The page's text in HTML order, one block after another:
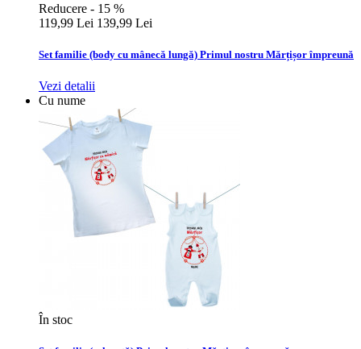
Reducere - 15 %
119,99 Lei 139,99 Lei
Set familie (body cu mânecă lungă) Primul nostru Mărțișor împreună
Vezi detalii
Cu nume
În stoc